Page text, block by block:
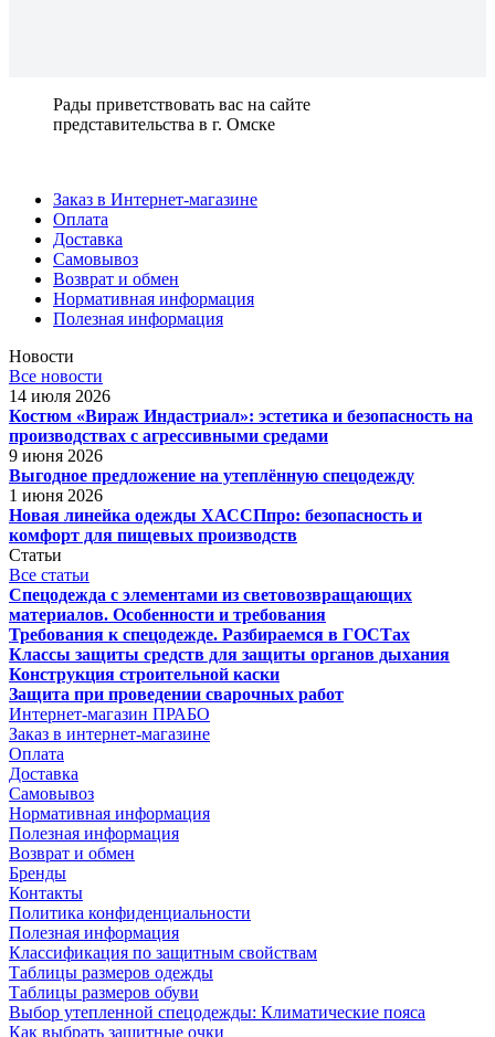
Рады приветствовать вас на сайте
представительства в г. Омске
Заказ в Интернет-магазине
Оплата
Доставка
Самовывоз
Возврат и обмен
Нормативная информация
Полезная информация
Новости
Все новости
14 июля 2026
Костюм «Вираж Индастриал»: эстетика и безопасность на
производствах с агрессивными средами
9 июня 2026
Выгодное предложение на утеплённую спецодежду
1 июня 2026
Новая линейка одежды ХАССПпро: безопасность и
комфорт для пищевых производств
Статьи
Все статьи
Спецодежда с элементами из световозвращающих
материалов. Особенности и требования
Требования к спецодежде. Разбираемся в ГОСТах
Классы защиты средств для защиты органов дыхания
Конструкция строительной каски
Защита при проведении сварочных работ
Интернет-магазин ПРАБО
Заказ в интернет-магазине
Оплата
Доставка
Самовывоз
Нормативная информация
Полезная информация
Возврат и обмен
Бренды
Контакты
Политика конфиденциальности
Полезная информация
Классификация по защитным свойствам
Таблицы размеров одежды
Таблицы размеров обуви
Выбор утепленной спецодежды: Климатические пояса
Как выбрать защитные очки